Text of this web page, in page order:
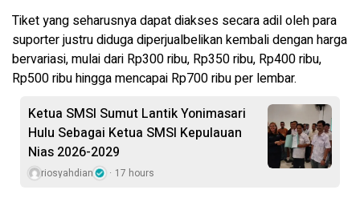
Tiket yang seharusnya dapat diakses secara adil oleh para
suporter justru diduga diperjualbelikan kembali dengan harga
bervariasi, mulai dari Rp300 ribu, Rp350 ribu, Rp400 ribu,
Rp500 ribu hingga mencapai Rp700 ribu per lembar.
Ketua SMSI Sumut Lantik Yonimasari
Hulu Sebagai Ketua SMSI Kepulauan
Nias 2026-2029
riosyahdian 17 hours